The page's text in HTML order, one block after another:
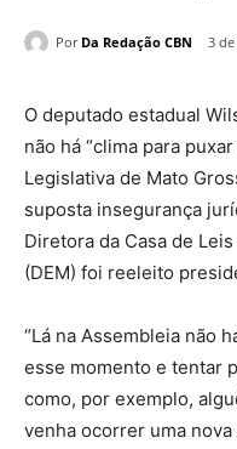
Por Da Redação CBN 3
O deputado estadual
não há “clima para
Legislativa de Mato
suposta insegurança
Diretora da Casa de
(DEM) foi reeleito
“Lá na Assembleia não
esse momento e tentar
como, por exemplo,
venha ocorrer uma